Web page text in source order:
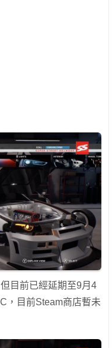
目前已經延期至9月4
，目前Steam商店暫未